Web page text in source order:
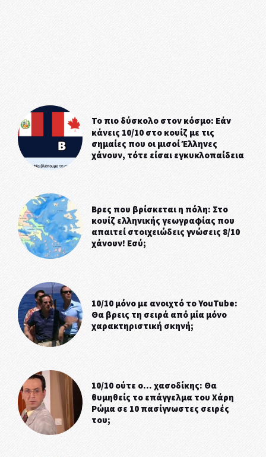
Το πιο δύσκολο στον κόσμο: Εάν
κάνεις 10/10 στο κουίζ με τις
σημαίες που οι μισοί Έλληνες
χάνουν, τότε είσαι εγκυκλοπαίδεια
Βρες που βρίσκεται η πόλη: Στο
κουίζ ελληνικής γεωγραφίας που
απαιτεί στοιχειώδεις γνώσεις 8/10
χάνουν! Εσύ;
10/10 μόνο με ανοιχτό το YouTube:
Θα βρεις τη σειρά από μία μόνο
χαρακτηριστική σκηνή;
10/10 oύτε ο… χασοδίκης: Θα
θυμηθείς το επάγγελμα του Χάρη
Ρώμα σε 10 πασίγνωστες σειρές
του;